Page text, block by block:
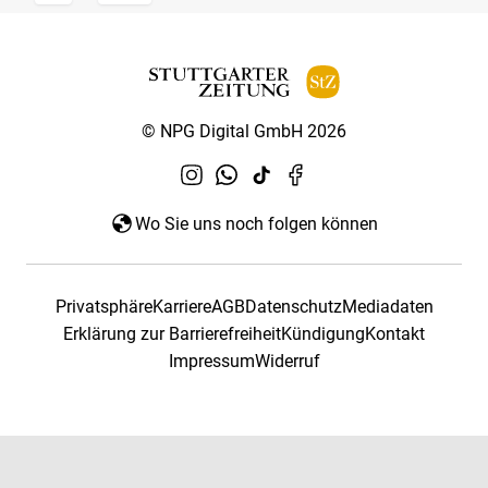
© NPG Digital GmbH 2026
Wo Sie uns noch folgen können
PrivatsphäreKarriereAGBDatenschutzMediadaten
Erklärung zur BarrierefreiheitKündigungKontakt
ImpressumWiderruf